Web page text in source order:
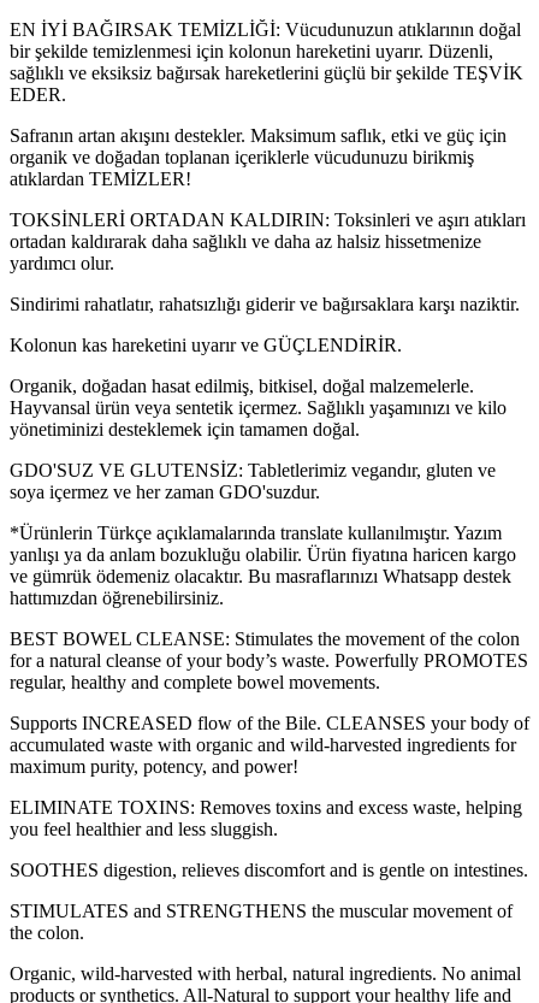
EN İYİ BAĞIRSAK TEMİZLİĞİ: Vücudunuzun atıklarının doğal
bir şekilde temizlenmesi için kolonun hareketini uyarır. Düzenli,
sağlıklı ve eksiksiz bağırsak hareketlerini güçlü bir şekilde TEŞVİK
EDER.
Safranın artan akışını destekler. Maksimum saflık, etki ve güç için
organik ve doğadan toplanan içeriklerle vücudunuzu birikmiş
atıklardan TEMİZLER!
TOKSİNLERİ ORTADAN KALDIRIN: Toksinleri ve aşırı atıkları
ortadan kaldırarak daha sağlıklı ve daha az halsiz hissetmenize
yardımcı olur.
Sindirimi rahatlatır, rahatsızlığı giderir ve bağırsaklara karşı naziktir.
Kolonun kas hareketini uyarır ve GÜÇLENDİRİR.
Organik, doğadan hasat edilmiş, bitkisel, doğal malzemelerle.
Hayvansal ürün veya sentetik içermez. Sağlıklı yaşamınızı ve kilo
yönetiminizi desteklemek için tamamen doğal.
GDO'SUZ VE GLUTENSİZ: Tabletlerimiz vegandır, gluten ve
soya içermez ve her zaman GDO'suzdur.
*Ürünlerin Türkçe açıklamalarında translate kullanılmıştır. Yazım
yanlışı ya da anlam bozukluğu olabilir. Ürün fiyatına haricen kargo
ve gümrük ödemeniz olacaktır. Bu masraflarınızı Whatsapp destek
hattımızdan öğrenebilirsiniz.
BEST BOWEL CLEANSE: Stimulates the movement of the colon
for a natural cleanse of your body’s waste. Powerfully PROMOTES
regular, healthy and complete bowel movements.
Supports INCREASED flow of the Bile. CLEANSES your body of
accumulated waste with organic and wild-harvested ingredients for
maximum purity, potency, and power!
ELIMINATE TOXINS: Removes toxins and excess waste, helping
you feel healthier and less sluggish.
SOOTHES digestion, relieves discomfort and is gentle on intestines.
STIMULATES and STRENGTHENS the muscular movement of
the colon.
Organic, wild-harvested with herbal, natural ingredients. No animal
products or synthetics. All-Natural to support your healthy life and